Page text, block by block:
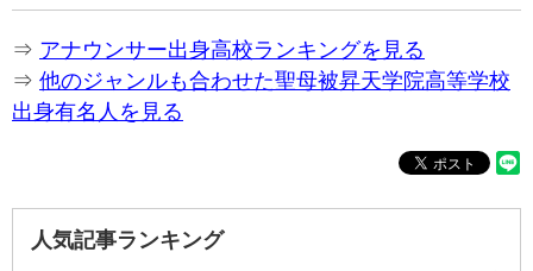
⇒ アナウンサー出身高校ランキングを見る
⇒ 他のジャンルも合わせた聖母被昇天学院高等学校
出身有名人を見る
人気記事ランキング